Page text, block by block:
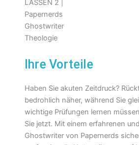
Ihre Vorteile
Haben Sie akuten Zeitdruck?
bedrohlich näher, während Sie
wichtige Prüfungen lernen
Sie jetzt. Mit einem erfahrenen
Ghostwriter von Papernerds